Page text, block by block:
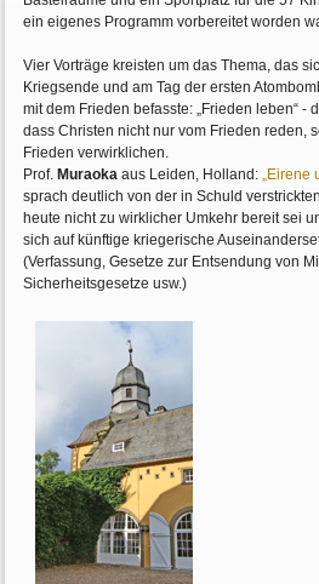
ein eigenes Programm vorbereitet worden
Vier Vorträge kreisten um das Thema, das
Kriegsende und am Tag der ersten
mit dem Frieden befasste: „Frieden leben“ -
dass Christen nicht nur vom Frieden reden,
Frieden verwirklichen.
Prof. Muraoka aus Leiden, Holland:„Eirene
sprach deutlich von der in Schuld
heute nicht zu wirklicher Umkehr bereit sei
sich auf künftige kriegerische
(Verfassung, Gesetze zur Entsendung von
Sicherheitsgesetze usw.)